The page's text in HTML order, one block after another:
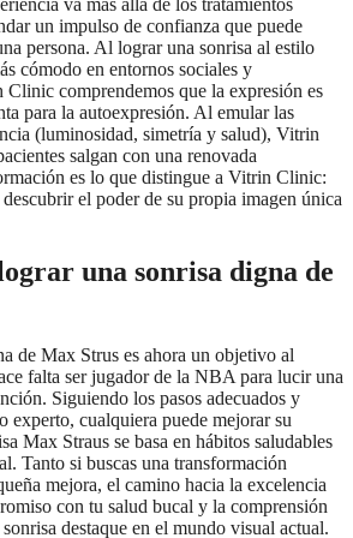
va más allá de los tratamientos
un impulso de confianza que puede
persona. Al lograr una sonrisa al estilo
cómodo en entornos sociales y
comprendemos que la expresión es
para la autoexpresión. Al emular las
(luminosidad, simetría y salud), Vitrin
salgan con una renovada
es lo que distingue a Vitrin Clinic:
el poder de su propia imagen única
una sonrisa digna de
de Max Strus es ahora un objetivo al
falta ser jugador de la NBA para lucir una
Siguiendo los pasos adecuados y
experto, cualquiera puede mejorar su
Max Straus se basa en hábitos saludables
Tanto si buscas una transformación
mejora, el camino hacia la excelencia
con tu salud bucal y la comprensión
destaque en el mundo visual actual.